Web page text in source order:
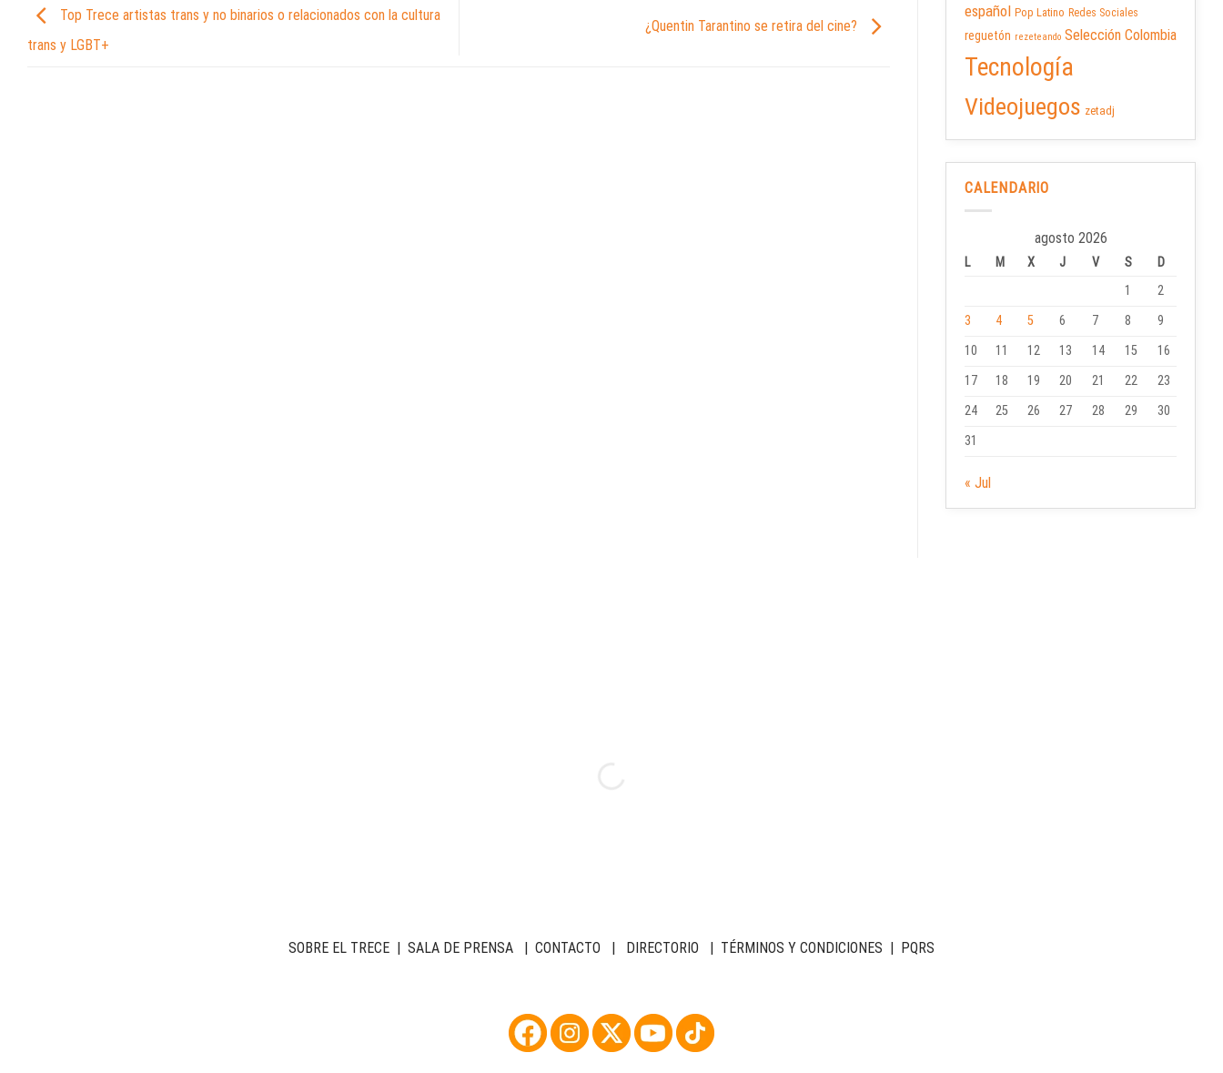
Top Trece artistas trans y no binarios o relacionados con la cultura
trans y LGBT+
¿Quentin Tarantino se retira del cine?
español Pop Latino Redes Sociales
reguetón rezeteando Selección Colombia
Tecnología
Videojuegos zetadj
CALENDARIO
agosto 2026
L M X J V S
D
1
2
3
4 5 6 7 8
9
10
11 12 13 14 15
16
17
18 19 20 21 22
23
24
25 26 27 28 29
30
31
« Jul
SOBRE EL TRECE | SALA DE PRENSA | CONTACTO | DIRECTORIO | TÉRMINOS Y CONDICIONES | PQRS